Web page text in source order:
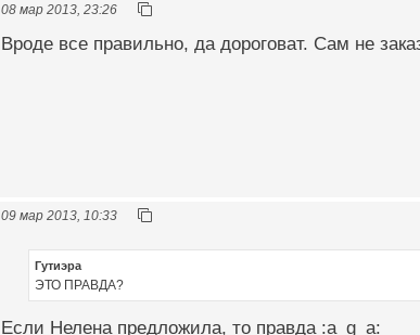
08 мар 2013, 23:26
Вроде все правильно, да дороговат. Сам не
09 мар 2013, 10:33
Гутиэра
ЭТО ПРАВДА?
Если Нелена предложила, то правда :a_g_a: